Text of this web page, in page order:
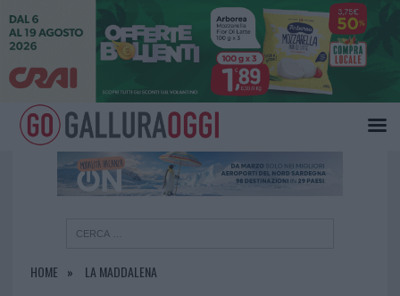
HOME LA MADDALENA
×